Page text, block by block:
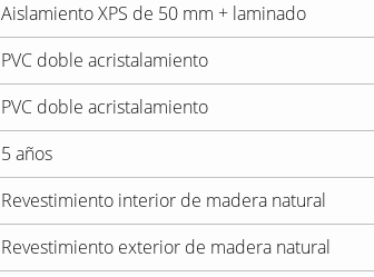
Aislamiento XPS de 50 mm + laminado
PVC doble acristalamiento
PVC doble acristalamiento
5 años
Revestimiento interior de madera natural
Revestimiento exterior de madera natural